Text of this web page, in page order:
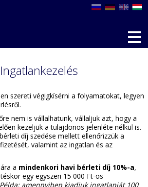
Ingatlankezelés
szereti végigkísérni a folyamatokat, legyen
nem is vállalhatunk, vállaljuk azt, hogy a
kezeljük a tulajdonos jelenléte nélkül is.
díj szedése mellett ellenőrizzük a
valamint az ingatlan és az
a mindenkori havi bérleti díj 10%-a,
egy egyszeri 15 000 Ft-os
amennyiben kiadjuk ingatlanját 100